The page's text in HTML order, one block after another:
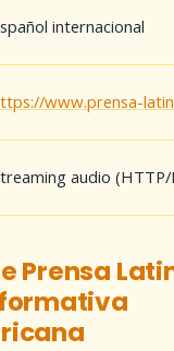
internacional
www.prensa-
audio (HTTP/
Prensa